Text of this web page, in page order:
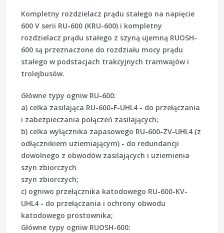
Kompletny rozdzielacz prądu stałego na napięcie
600 V serii RU-600 (KRU-600) i kompletny
rozdzielacz prądu stałego z szyną ujemną RUOSH-
600 są przeznaczone do rozdziału mocy prądu
stałego w podstacjach trakcyjnych tramwajów i
trolejbusów.
Główne typy ogniw RU-600:
a) celka zasilająca RU-600-F-UHL4 - do przełączania
i zabezpieczania połączeń zasilających;
b) celka wyłącznika zapasowego RU-600-ZV-UHL4 (z
odłącznikiem uziemiającym) - do redundancji
dowolnego z obwodów zasilających i uziemienia
szyn zbiorczych
szyn zbiorczych;
c) ogniwo przełącznika katodowego RU-600-KV-
UHL4 - do przełączania i ochrony obwodu
katodowego prostownika;
Główne typy ogniw RUOSH-600: